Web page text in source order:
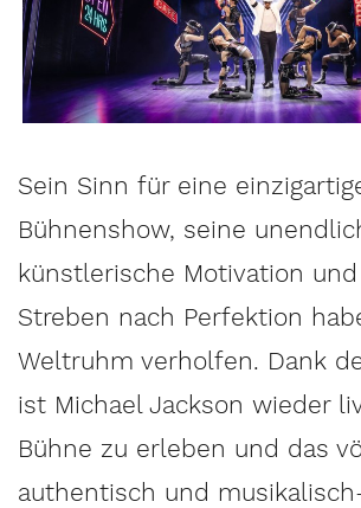
Sein Sinn für eine
Bühnenshow, seine
künstlerische Motivation
Streben nach Perfektion
Weltruhm verholfen. Dank
ist Michael Jackson wieder
Bühne zu erleben und das
authentisch und